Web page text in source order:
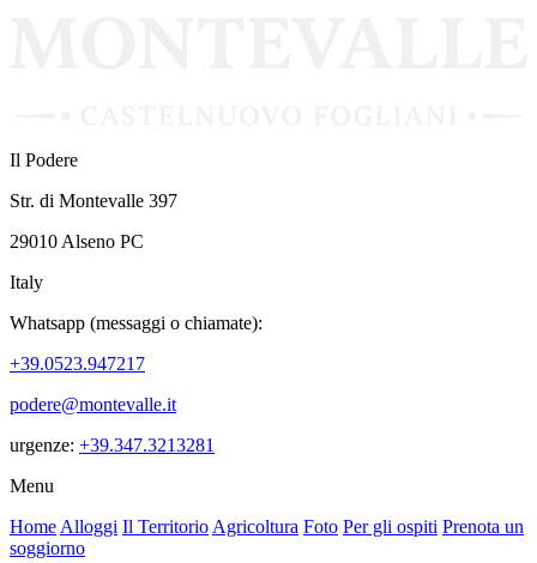
Il Podere
Str. di Montevalle 397
29010 Alseno PC
Italy
Whatsapp (messaggi o chiamate):
+39.0523.947217
podere@montevalle.it
urgenze: +39.347.3213281
Menu
Home Alloggi Il Territorio Agricoltura Foto Per gli ospiti Prenota un
soggiorno